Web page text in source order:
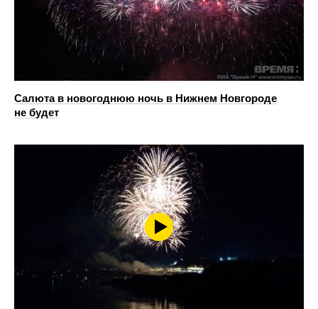
Салюта в новогоднюю ночь в Нижнем Новгороде
не будет